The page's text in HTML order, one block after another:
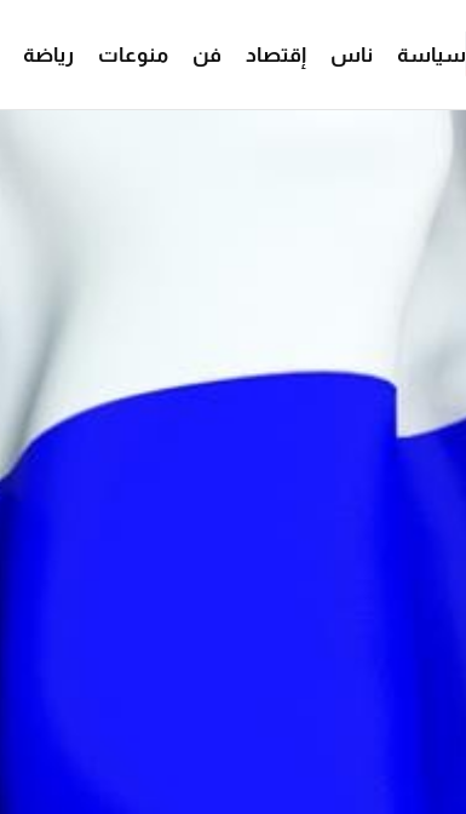
سياسة ناس إقتصاد فن منوعات رياضة